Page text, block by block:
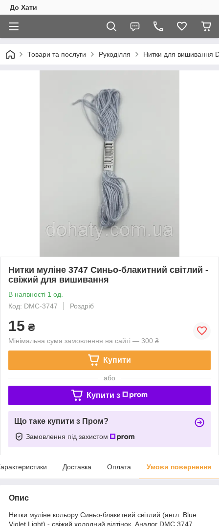
До Хати
Товари та послуги Рукоділля Нитки для вишивання
Нитки муліне 3747 Синьо-блакитний світлий -
свіжий для вишивання
В наявності 1 од.
Код: DMC-3747
Роздріб
15 ₴
Мінімальна сума замовлення на сайті — 300 ₴
Купити
або
Купити з
Що таке купити з Пром?
Замовлення під захистом
Доставка Оплата Умови повернення
Опис
Нитки муліне кольору Синьо-блакитний світлий (англ. Blue
Violet Light) - свіжий холодний відтінок. Аналог DMC 3747.